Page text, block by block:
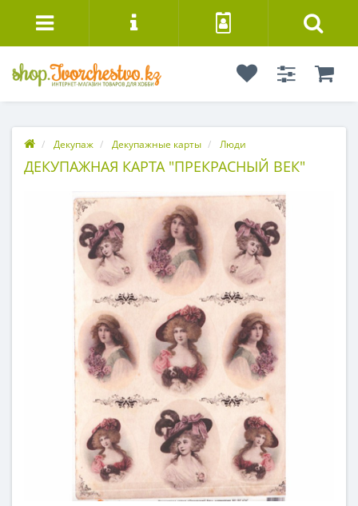
Декупаж Декупажные карты Люди
ДЕКУПАЖНАЯ КАРТА "ПРЕКРАСНЫЙ ВЕК"